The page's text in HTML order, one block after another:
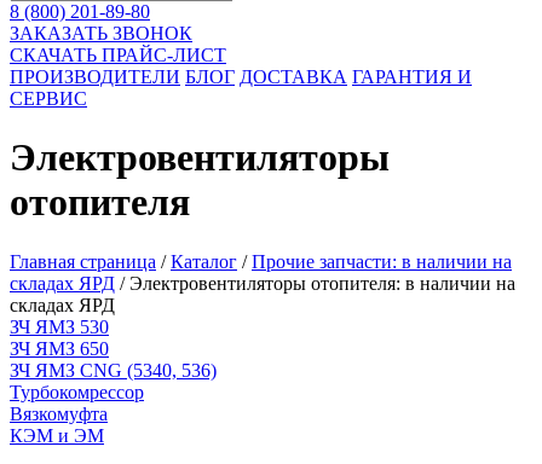
8 (800) 201-89-80
ЗАКАЗАТЬ ЗВОНОК
СКАЧАТЬ ПРАЙС-ЛИСТ
ПРОИЗВОДИТЕЛИ БЛОГ ДОСТАВКА ГАРАНТИЯ И
СЕРВИС
Электровентиляторы
отопителя
Главная страница /Каталог /Прочие запчасти: в наличии на
складах ЯРД /Электровентиляторы отопителя: в наличии на
складах ЯРД
ЗЧ ЯМЗ 530
ЗЧ ЯМЗ 650
ЗЧ ЯМЗ CNG (5340, 536)
Турбокомрессор
Вязкомуфта
КЭМ и ЭМ